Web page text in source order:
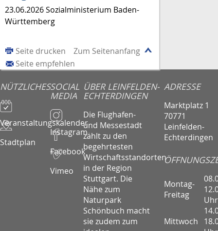
23.06.2026 Sozialministerium Baden-
Württemberg
Zum Seitenanfang
Seite drucken
Seite empfehlen
NÜTZLICHES
Veranstaltungskalender
Stadtplan
SOCIAL
MEDIA
Instagram
Facebook
Vimeo
ÜBER LEINFELDEN-
ECHTERDINGEN
Die Flughafen-
und Messestadt
zählt zu den
begehrtesten
Wirtschaftsstandorten
in der Region
Stuttgart. Die
Nähe zum
Naturpark
Schönbuch macht
sie zudem zum
ADRESSE
Marktplatz 1
70771
Leinfelden-
Echterdingen
Montag-
Freitag
Uhr
Mittwoch